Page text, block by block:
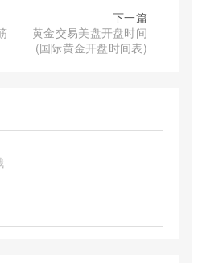
下一篇
黄金交易美盘开盘时间
(国际黄金开盘时间表)